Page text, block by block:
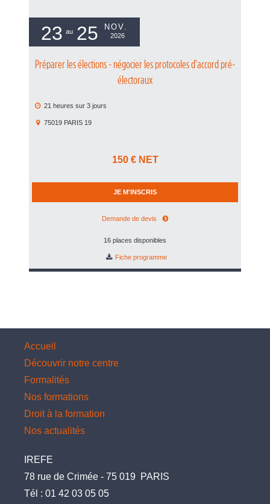
23 au 25 NOV.
2026
Préparer les élections - négocier les protocoles d'accord pré-
électoraux
21 heures sur 3 jours
75019 PARIS 19
150€ NET
JE M'INSCRIS
Demande de devis
16 places disponibles
Fiche programme
Accueil
Découvrir notre centre
Formalités
Nos formations
Droit à la formation
Nos actualités
IREFE
78 rue de Crimée - 75 019 PARIS
Tél : 01 42 03 05 05